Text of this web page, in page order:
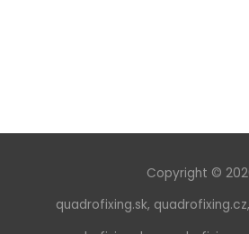
Copyright ©
quadrofixing.sk, quadrofixing.cz,